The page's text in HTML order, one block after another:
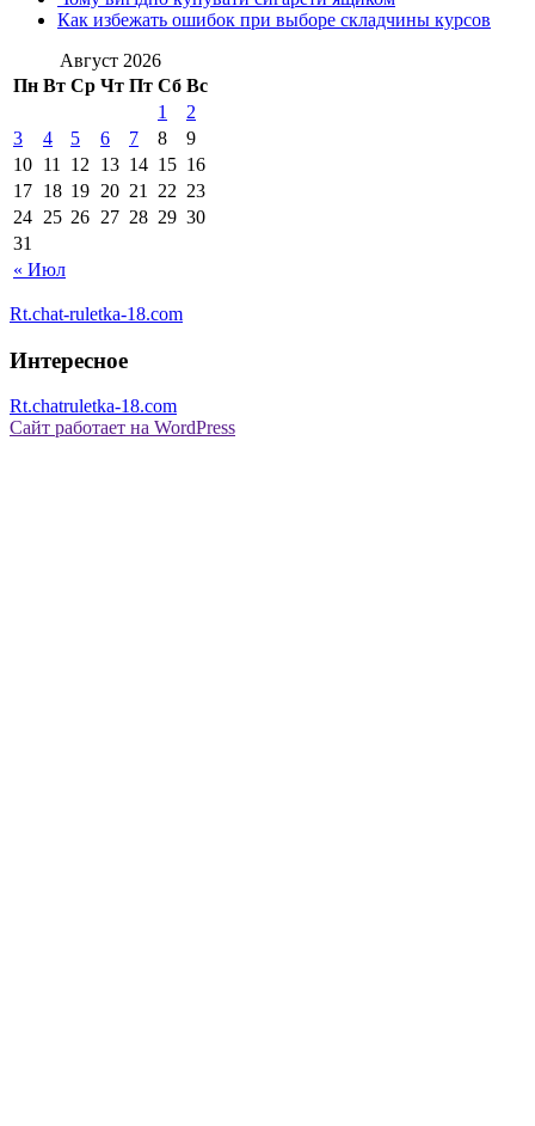
Как избежать ошибок при выборе складчины курсов
Август 2026
Пн Вт Ср Чт Пт Сб Вс
« Июл
1
2
3
4 5 6 7 8
9
10 11 12 13 14 15 16
17 18 19 20 21 22 23
24 25 26 27 28 29 30
31
Rt.chat-ruletka-18.com
Интересное
Rt.chatruletka-18.com
Сайт работает на WordPress